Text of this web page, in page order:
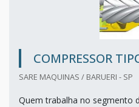
COMPRESSOR
SARE MAQUINAS / BARUERI - SP
Quem trabalha no segmento